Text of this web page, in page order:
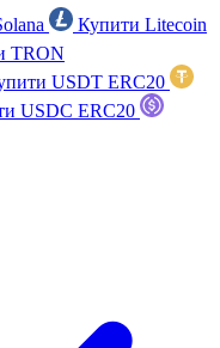
Купити Litecoin
TRON
USDT ERC20
USDC ERC20